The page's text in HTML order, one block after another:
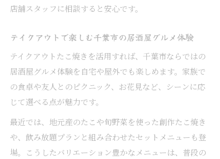
店舗スタッフに相談すると安心です。
テイクアウトで楽しむ千葉市の居酒屋グルメ体験
テイクアウトたこ焼きを活用すれば、千葉市ならではの
居酒屋グルメ体験を自宅や屋外でも楽しめます。家族で
の食卓や友人とのピクニック、お花見など、シーンに応
じて選べる点が魅力です。
最近では、地元産のたこや旬野菜を使った創作たこ焼き
や、飲み放題プランと組み合わせたセットメニューも登
場。こうしたバリエーション豊かなメニューは、普段の